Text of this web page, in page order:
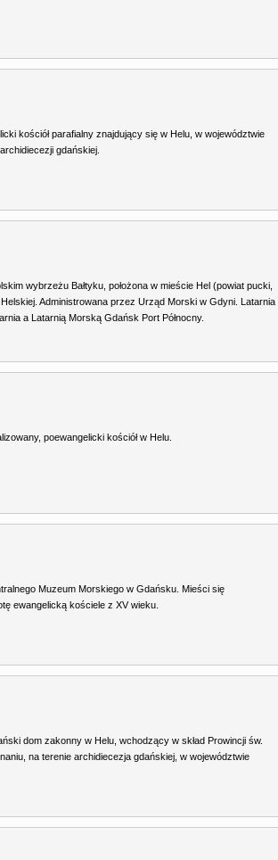
kościół parafialny znajdujący się w Helu, w województwie
gdańskiej.
wybrzeżu Bałtyku, położona w mieście Hel (powiat pucki,
Administrowana przez Urząd Morski w Gdyni. Latarnia
a Latarnią Morską Gdańsk Port Północny.
poewangelicki kościół w Helu.
Muzeum Morskiego w Gdańsku. Mieści się
ewangelicką kościele z XV wieku.
dom zakonny w Helu, wchodzący w skład Prowincji św.
na terenie archidiecezja gdańskiej, w województwie